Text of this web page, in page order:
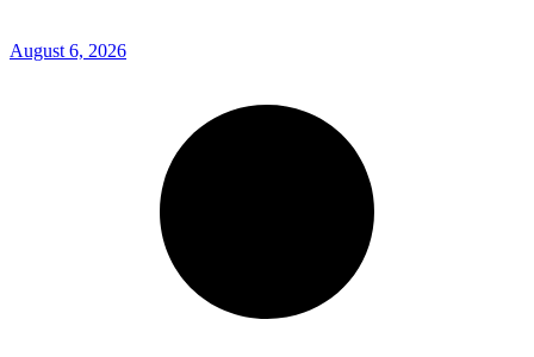
August 6, 2026